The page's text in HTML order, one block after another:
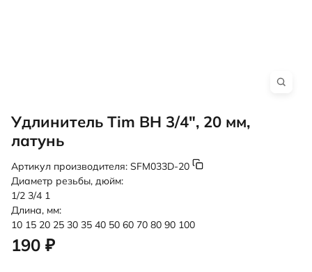
Удлинитель Tim ВН 3/4", 20 мм,
латунь
Артикул производителя: SFM033D-20
Диаметр резьбы, дюйм:
1/2 3/4 1
Длина, мм:
10 15 20 25 30 35 40 50 60 70 80 90 100
190 ₽